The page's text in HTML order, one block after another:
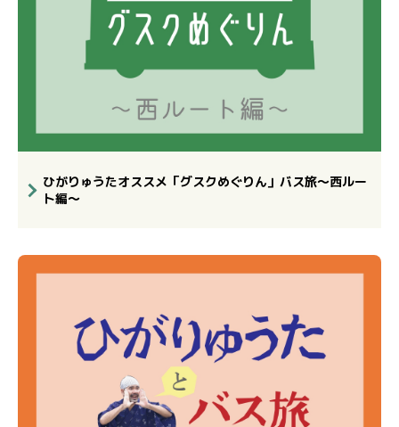
ひがりゅうたオススメ「グスクめぐりん」バス旅～西ルー
ト編～